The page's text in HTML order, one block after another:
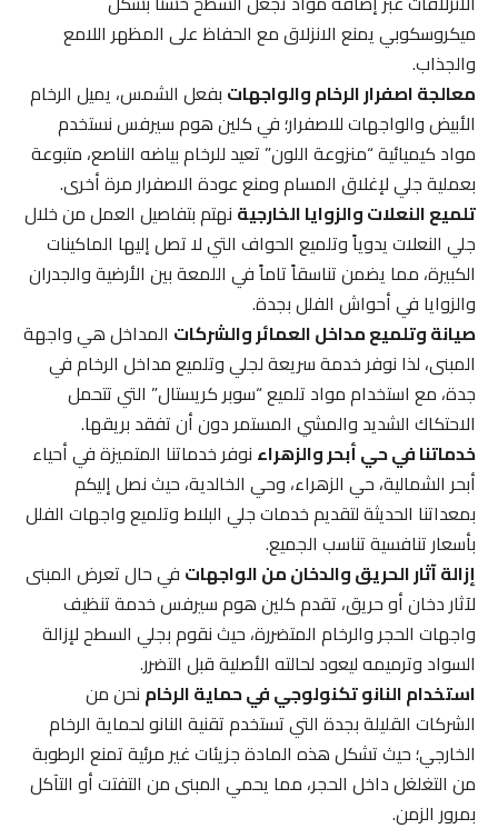
ميكروسكوبي يمنع الانزلاق مع الحفاظ على المظهر اللامع
والجذاب.
معالجة اصفرار الرخام والواجهاتبفعل الشمس، يميل الرخام
الأبيض والواجهات للاصفرار؛ في كلين هوم سيرفس نستخدم
مواد كيميائية “منزوعة اللون” تعيد للرخام بياضه الناصع، متبوعة
بعملية جلي لإغلاق المسام ومنع عودة الاصفرار مرة أخرى.
تلميع النعلات والزوايا الخارجيةنهتم بتفاصيل العمل من خلال
جلي النعلات يدوياً وتلميع الحواف التي لا تصل إليها الماكينات
الكبيرة، مما يضمن تناسقاً تاماً في اللمعة بين الأرضية والجدران
والزوايا في أحواش الفلل بجدة.
صيانة وتلميع مداخل العمائر والشركاتالمداخل هي واجهة
المبنى، لذا نوفر خدمة سريعة لجلي وتلميع مداخل الرخام في
جدة، مع استخدام مواد تلميع “سوبر كريستال” التي تتحمل
الاحتكاك الشديد والمشي المستمر دون أن تفقد بريقها.
خدماتنا في حي أبحر والزهراءنوفر خدماتنا المتميزة في أحياء
أبحر الشمالية، حي الزهراء، وحي الخالدية، حيث نصل إليكم
بمعداتنا الحديثة لتقديم خدمات جلي البلاط وتلميع واجهات الفلل
بأسعار تنافسية تناسب الجميع.
إزالة آثار الحريق والدخان من الواجهاتفي حال تعرض المبنى
لآثار دخان أو حريق، تقدم كلين هوم سيرفس خدمة تنظيف
واجهات الحجر والرخام المتضررة، حيث نقوم بجلي السطح لإزالة
السواد وترميمه ليعود لحالته الأصلية قبل التضرر.
استخدام النانو تكنولوجي في حماية الرخامنحن من
الشركات القليلة بجدة التي تستخدم تقنية النانو لحماية الرخام
الخارجي؛ حيث تشكل هذه المادة جزيئات غير مرئية تمنع الرطوبة
من التغلغل داخل الحجر، مما يحمي المبنى من التفتت أو التآكل
بمرور الزمن.